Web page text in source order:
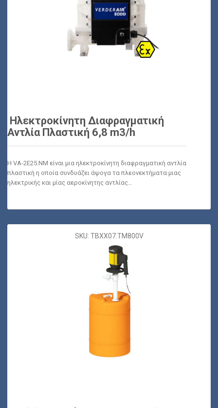
Ηλεκτροκίνητη Διαφραγματική
Αντλία Πλαστική 6,8 m3/h
Η VA-2E25.NM είναι μια ηλεκτροκίνητη διαφραγματική αντλία
πλαστική η οποία συνδυάζει άψογα τα πλεονεκτήματα μιας
ηλεκτρικής και μίας αεροκίνητης αντλίας…
SKU: TBXX07.TM800V